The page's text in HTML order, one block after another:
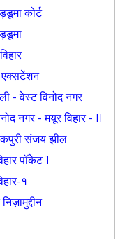
कोर्ट
एक्सटेंशन
- वेस्ट विनोद नगर
नगर - मयूर विहार - II
संजय झील
पॉकेट 1
१